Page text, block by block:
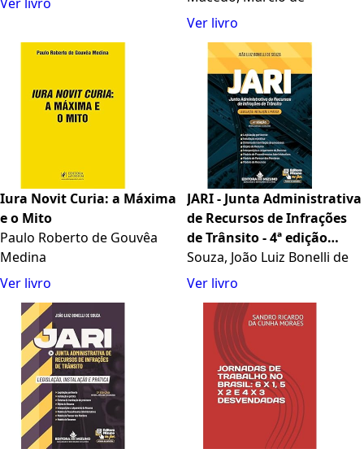
Ver livro
Iura Novit Curia: a Máxima
e o Mito
Paulo Roberto de Gouvêa
Medina
Ver livro
JARI - Junta Administrativa
de Recursos de Infrações
de Trânsito - 4ª edição
(2025)
Souza, João Luiz Bonelli de
Ver livro